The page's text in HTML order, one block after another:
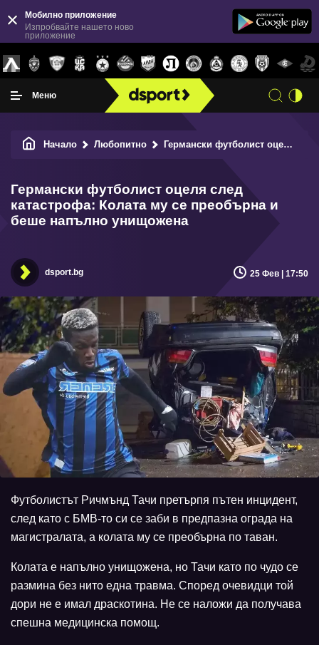
Мобилно приложение
Изпробвайте нашето ново
приложение
Меню
Начало Любопитно Германски футболист оцеля след катастрофа: Колата му се преобърна и беше напълно унищожена
Германски футболист оцеля след
катастрофа: Колата му се преобърна и
беше напълно унищожена
dsport.bg 25 Фев | 17:50
Футболистът Ричмънд Тачи претърпя пътен инцидент,
след като с БМВ-то си се заби в предпазна ограда на
магистралата, а колата му се преобърна по таван.
Колата е напълно унищожена, но Тачи като по чудо се
размина без нито една травма. Според очевидци той
дори не е имал драскотина. Не се наложи да получава
спешна медицинска помощ.